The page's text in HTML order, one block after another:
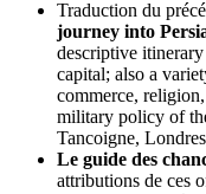
Traduction du
journey into
descriptive
capital; also a
commerce,
military policy of
Tancoigne,
Le guide des
attributions de ces